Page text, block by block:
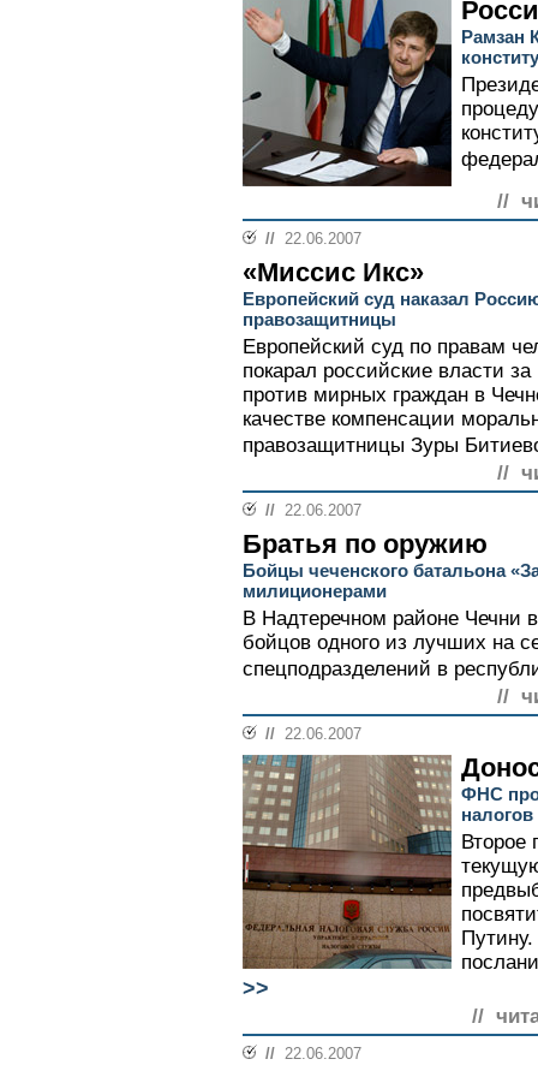
Рамзан
//
// 22.06.2007
«Миссис Икс»
Европейский суд наказал
правозащитницы
Европейский суд по правам
покарал российские власти
против мирных граждан в
качестве компенсации
правозащитницы Зуры
//
// 22.06.2007
Братья по оружию
Бойцы чеченского батальона
милиционерами
В Надтеречном районе Чечни
бойцов одного из лучших на
спецподразделений в
//
// 22.06.2007
ФНС
налогов
Второе
>>
//
// 22.06.2007